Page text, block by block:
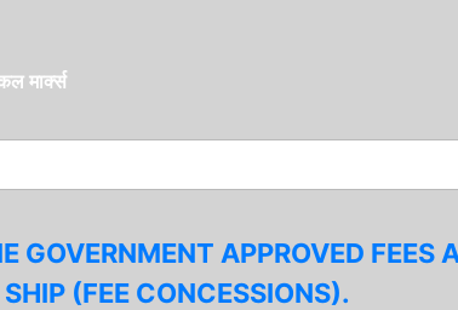
मार्क्स
GOVERNMENT APPROVED FEES
(FEE CONCESSIONS).